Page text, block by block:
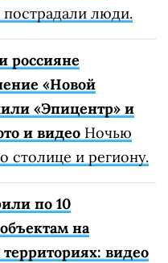
пострадали люди.
россияне
«Новой
«Эпицентр» и
и видео Ночью
столице и региону.
по 10
на
видео